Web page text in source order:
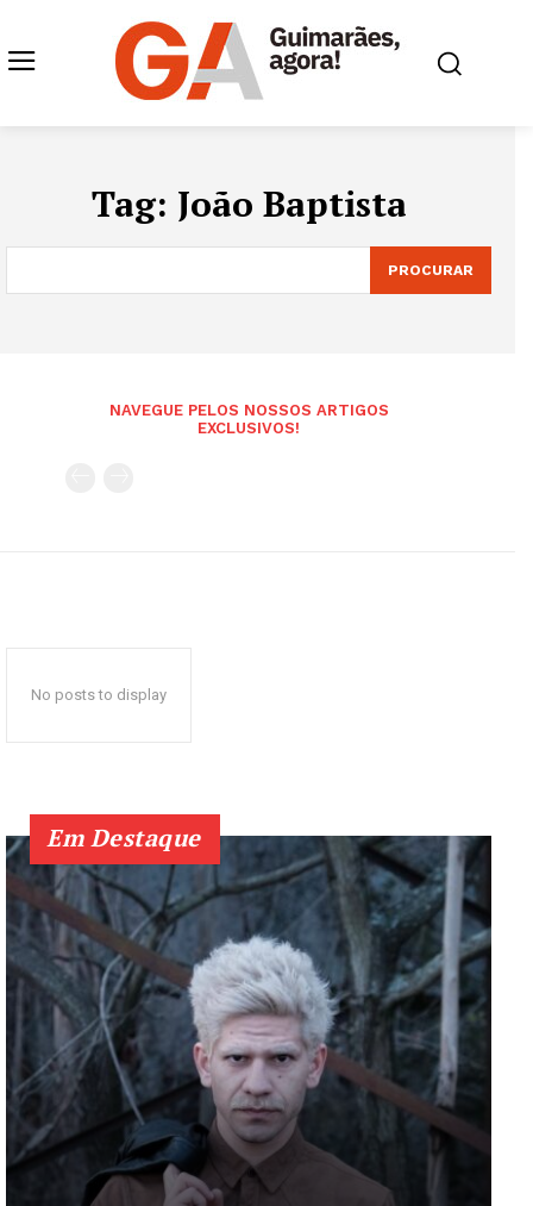
Tag: João Baptista
PROCURAR
NAVEGUE PELOS NOSSOS ARTIGOS
EXCLUSIVOS!
No posts to display
Em Destaque